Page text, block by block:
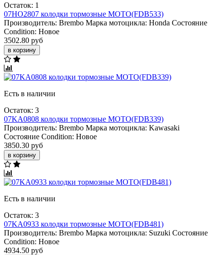
Остаток: 1
07HO2807 колодки тормозные МОТО(FDB533)
Производитель: Brembo Марка мотоцикла: Honda Состояние
Condition: Новое
3502.80 руб
в корзину
Есть в наличии
Остаток: 3
07KA0808 колодки тормозные МОТО(FDB339)
Производитель: Brembo Марка мотоцикла: Kawasaki
Состояние Condition: Новое
3850.30 руб
в корзину
Есть в наличии
Остаток: 3
07KA0933 колодки тормозные МОТО(FDB481)
Производитель: Brembo Марка мотоцикла: Suzuki Состояние
Condition: Новое
4934.50 руб